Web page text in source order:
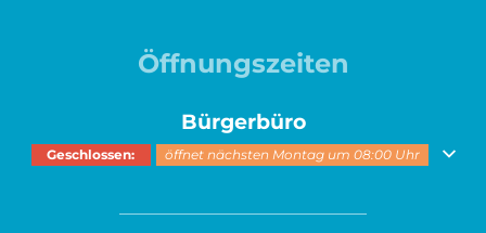
Öffnungszeiten
Bürgerbüro
Klicken, um weitere Öffnungs- oder Schließzeiten auszublenden
Geschlossen: öffnet nächsten Montag um 08:00 Uhr